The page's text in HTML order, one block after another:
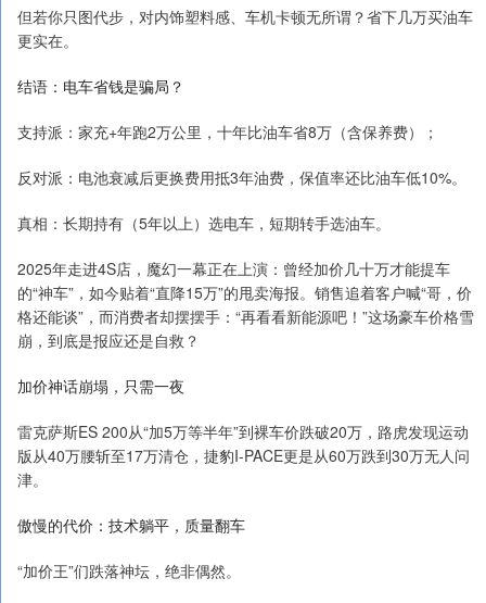
但若你只图代步，对内饰塑料感、车机卡顿无所谓？省下几万买油车
更实在。
结语：电车省钱是骗局？
支持派：家充+年跑2万公里，十年比油车省8万（含保养费）；
反对派：电池衰减后更换费用抵3年油费，保值率还比油车低10%。
真相：长期持有（5年以上）选电车，短期转手选油车。
2025年走进4S店，魔幻一幕正在上演：曾经加价几十万才能提车
的“神车”，如今贴着“直降15万”的甩卖海报。销售追着客户喊“哥，价
格还能谈”，而消费者却摆摆手：“再看看新能源吧！”这场豪车价格雪
崩，到底是报应还是自救？
加价神话崩塌，只需一夜
雷克萨斯ES 200从“加5万等半年”到裸车价跌破20万，路虎发现运动
版从40万腰斩至17万清仓，捷豹I-PACE更是从60万跌到30万无人问
津。
傲慢的代价：技术躺平，质量翻车
“加价王”们跌落神坛，绝非偶然。